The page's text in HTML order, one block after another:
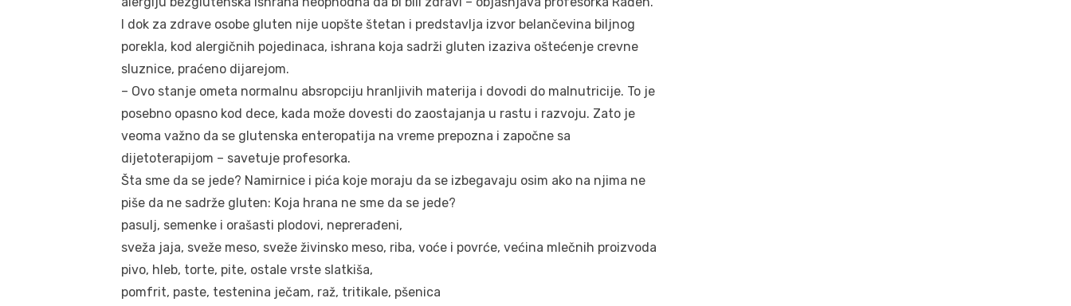
I dok za zdrave osobe gluten nije uopšte štetan i predstavlja izvor belančevina biljnog
porekla, kod alergičnih pojedinaca, ishrana koja sadrži gluten izaziva oštećenje crevne
sluznice, praćeno dijarejom.
– Ovo stanje ometa normalnu absropciju hranljivih materija i dovodi do malnutricije. To je
posebno opasno kod dece, kada može dovesti do zaostajanja u rastu i razvoju. Zato je
veoma važno da se glutenska enteropatija na vreme prepozna i započne sa
dijetoterapijom – savetuje profesorka.
Šta sme da se jede? Namirnice i pića koje moraju da se izbegavaju osim ako na njima ne
piše da ne sadrže gluten: Koja hrana ne sme da se jede?
pasulj, semenke i orašasti plodovi, neprerađeni,
sveža jaja, sveže meso, sveže živinsko meso, riba, voće i povrće, većina mlečnih proizvoda
pivo, hleb, torte, pite, ostale vrste slatkiša,
pomfrit, paste, testenina ječam, raž, tritikale, pšenica